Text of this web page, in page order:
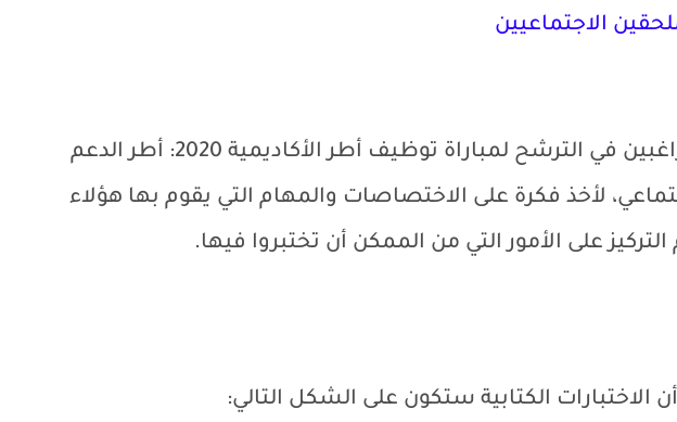
الاجتماعيين
هذا الموضوع مهم للراغبين في الترشح لمباراة توظيف أطر الأكاديمية 2020: أطر الدعم
لأخذ فكرة على الاختصاصات والمهام التي يقوم بها هؤلاء
على الأمور التي من الممكن أن تختبروا فيها.
الاختبارات الكتابية ستكون على الشكل التالي: